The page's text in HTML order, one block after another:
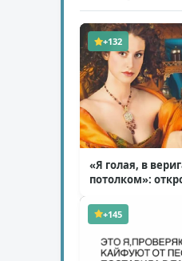
+132
«Я голая, в
потолком»:
( 11 фото )
+145